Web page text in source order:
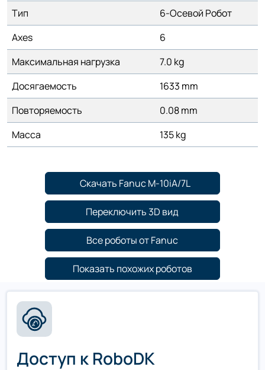
Тип
6-Осевой Робот
Axes
6
Максимальная нагрузка
7.0 kg
Досягаемость
1633 mm
Повторяемость
0.08 mm
Масса
135 kg
Скачать Fanuc M-10iA/7L
Переключить 3D вид
Все роботы от Fanuc
Показать похожих роботов
Доступ к RoboDK